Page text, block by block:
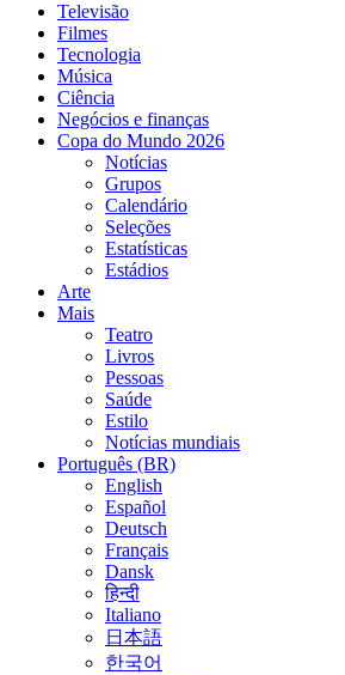
Televisão
Filmes
Tecnologia
Música
Ciência
Negócios e finanças
Copa do Mundo 2026
Notícias
Grupos
Calendário
Seleções
Estatísticas
Estádios
Arte
Mais
Teatro
Livros
Pessoas
Saúde
Estilo
Notícias mundiais
Português (BR)
English
Español
Deutsch
Français
Dansk
हिन्दी
Italiano
日本語
한국어